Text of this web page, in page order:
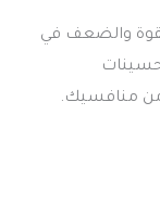
والضعف في
من منافسيك.